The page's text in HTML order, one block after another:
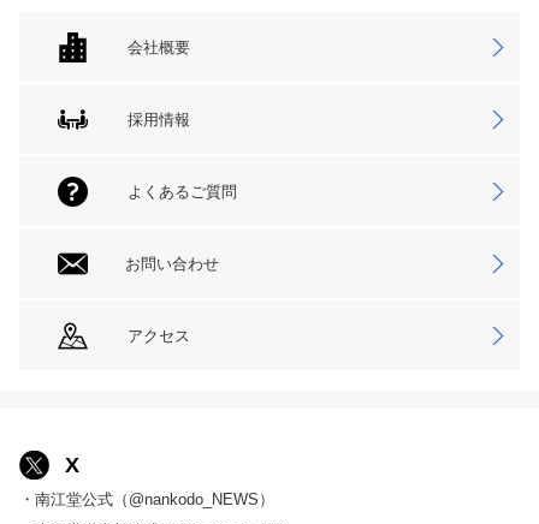
会社概要
採用情報
よくあるご質問
お問い合わせ
アクセス
X
・南江堂公式（@nankodo_NEWS）